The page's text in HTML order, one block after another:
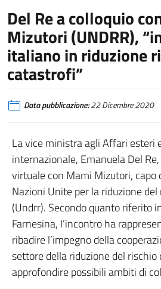
Del Re a colloquio
Mizutori (UNDRR),
italiano in riduzione
catastrofi”
Data pubblicazione:22 Dicembre 2020
La vice ministra agli Affari esteri
internazionale, Emanuela Del
virtuale con Mami Mizutori, capo
Nazioni Unite per la riduzione
(Undrr). Secondo quanto riferito
Farnesina, l’incontro ha
ribadire l’impegno della
settore della riduzione del rischio
approfondire possibili ambiti di